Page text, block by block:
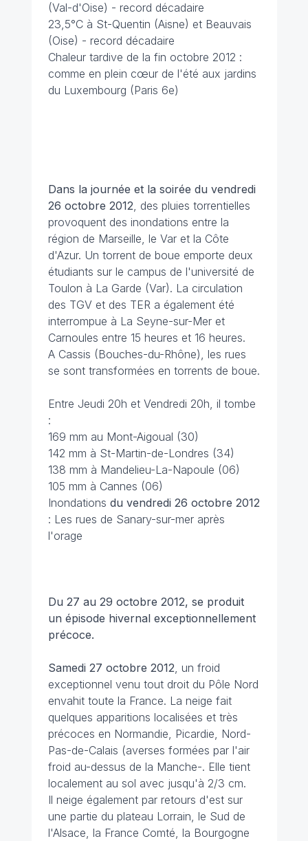
(Val-d'Oise) - record décadaire
23,5°C à St-Quentin (Aisne) et Beauvais
(Oise) - record décadaire
Chaleur tardive de la fin octobre 2012 :
comme en plein cœur de l'été aux jardins
du Luxembourg (Paris 6e)
Dans la journée et la soirée du vendredi
26 octobre 2012, des pluies torrentielles
provoquent des inondations entre la
région de Marseille, le Var et la Côte
d'Azur. Un torrent de boue emporte deux
étudiants sur le campus de l'université de
Toulon à La Garde (Var). La circulation
des TGV et des TER a également été
interrompue à La Seyne-sur-Mer et
Carnoules entre 15 heures et 16 heures.
A Cassis (Bouches-du-Rhône), les rues
se sont transformées en torrents de boue.
Entre Jeudi 20h et Vendredi 20h, il tombe
:
169 mm au Mont-Aigoual (30)
142 mm à St-Martin-de-Londres (34)
138 mm à Mandelieu-La-Napoule (06)
105 mm à Cannes (06)
Inondations du vendredi 26 octobre 2012
: Les rues de Sanary-sur-mer après
l'orage
Du 27 au 29 octobre 2012, se produit
un épisode hivernal exceptionnellement
précoce.
Samedi 27 octobre 2012, un froid
exceptionnel venu tout droit du Pôle Nord
envahit toute la France. La neige fait
quelques apparitions localisées et très
précoces en Normandie, Picardie, Nord-
Pas-de-Calais (averses formées par l'air
froid au-dessus de la Manche-. Elle tient
localement au sol avec jusqu'à 2/3 cm.
Il neige également par retours d'est sur
une partie du plateau Lorrain, le Sud de
l'Alsace, la France Comté, la Bourgogne